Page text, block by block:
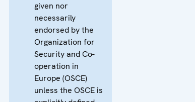
given nor
necessarily
endorsed by the
Organization for
Security and Co-
operation in
Europe (OSCE)
unless the OSCE is